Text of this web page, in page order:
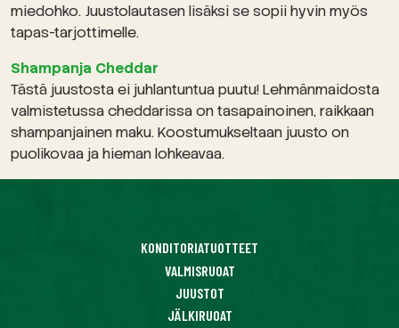
miedohko. Juustolautasen lisäksi se sopii hyvin myös
tapas-tarjottimelle.
Shampanja Cheddar
Tästä juustosta ei juhlantuntua puutu! Lehmänmaidosta
valmistetussa cheddarissa on tasapainoinen, raikkaan
shampanjainen maku. Koostumukseltaan juusto on
puolikovaa ja hieman lohkeavaa.
KONDITORIATUOTTEET
VALMISRUOAT
JUUSTOT
JÄLKIRUOAT